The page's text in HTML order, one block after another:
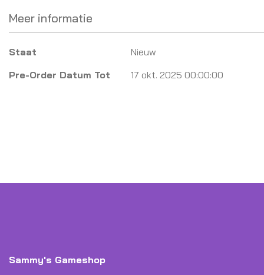
Meer informatie
Meer
Staat
Nieuw
Pre-Order Datum Tot
17 okt. 2025 00:00:00
Sammy's Gameshop